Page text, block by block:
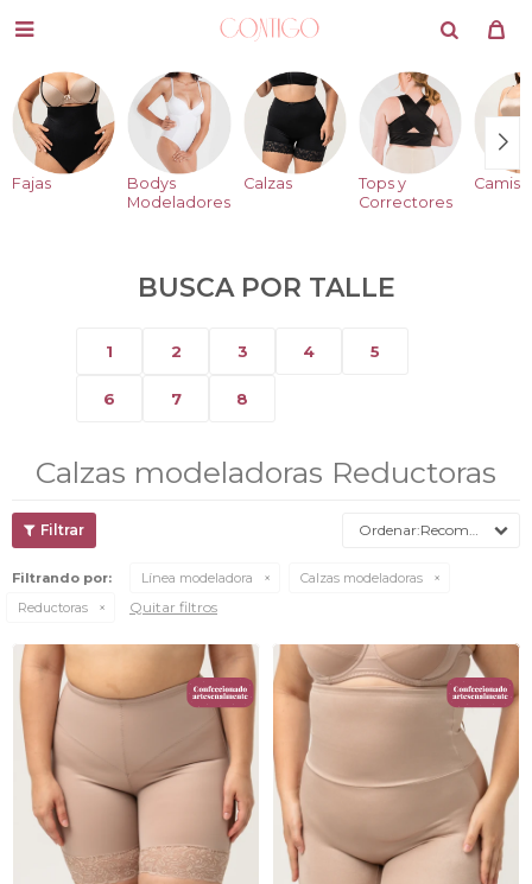

Fajas
Bodys
Modeladores
Calzas
Tops y
Correctores
BUSCA POR TALLE
1 2 3 4 5
6 7 8
Calzas modeladoras Reductoras
Recomendados
Filtrando por: Línea modeladora
Calzas modeladoras
Reductoras
Quitar filtros